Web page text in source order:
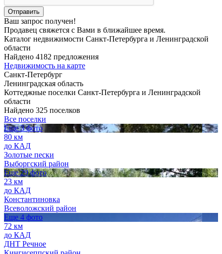
Ваш запрос получен!
Продавец свяжется с Вами в ближайшее время.
Каталог недвижимости Санкт-Петербурга и Ленинградской
области
Найдено 4182 предложения
Недвижимость на карте
Санкт-Петербург
Ленинградская область
Коттеджные поселки Санкт-Петербурга и Ленинградской
области
Найдено 325 поселков
Все поселки
Еще 3 фото
80 км
до КАД
Золотые пески
Выборгский район
Еще 29 фото
23 км
до КАД
Константиновка
Всеволожский район
Еще 4 фото
72 км
до КАД
ДНТ Речное